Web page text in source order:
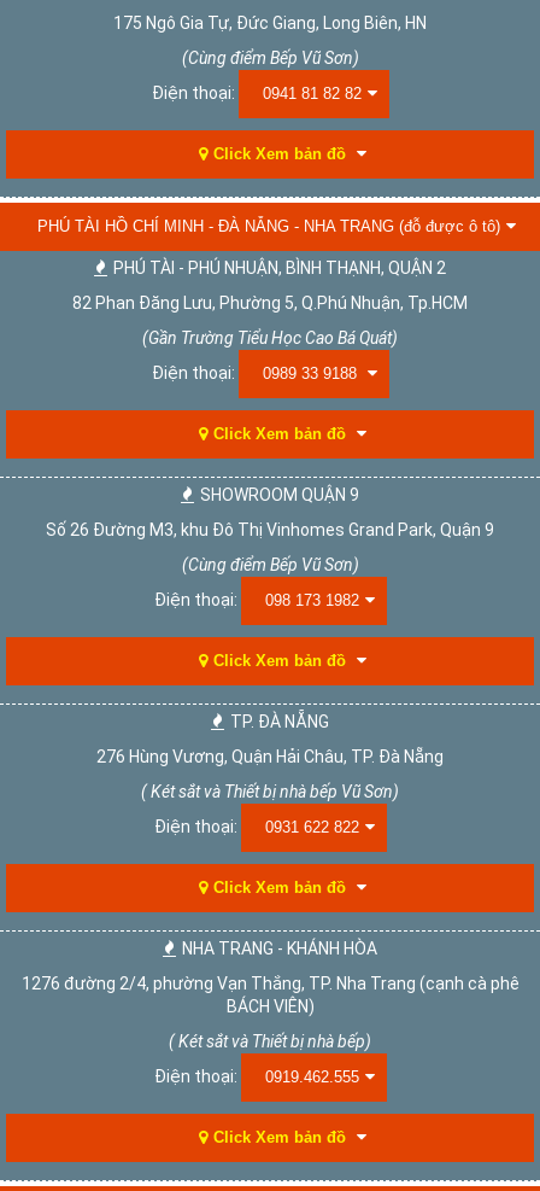
175 Ngô Gia Tự, Đức Giang, Long Biên, HN
(Cùng điểm Bếp Vũ Sơn)
Điện thoại:
0941 81 82 82
Click Xem bản đồ
PHÚ TÀI HỒ CHÍ MINH - ĐÀ NẴNG - NHA TRANG (đỗ được ô tô)
PHÚ TÀI - PHÚ NHUẬN, BÌNH THẠNH, QUẬN 2
82 Phan Đăng Lưu, Phường 5, Q.Phú Nhuận, Tp.HCM
(Gần Trường Tiểu Học Cao Bá Quát)
Điện thoại:
0989 33 9188
Click Xem bản đồ
SHOWROOM QUẬN 9
Số 26 Đường M3, khu Đô Thị Vinhomes Grand Park, Quận 9
(Cùng điểm Bếp Vũ Sơn)
Điện thoại:
098 173 1982
Click Xem bản đồ
TP. ĐÀ NẴNG
276 Hùng Vương, Quận Hải Châu, TP. Đà Nẵng
( Két sắt và Thiết bị nhà bếp Vũ Sơn)
Điện thoại:
0931 622 822
Click Xem bản đồ
NHA TRANG - KHÁNH HÒA
1276 đường 2/4, phường Vạn Thắng, TP. Nha Trang (cạnh cà phê
BÁCH VIÊN)
( Két sắt và Thiết bị nhà bếp)
Điện thoại:
0919.462.555
Click Xem bản đồ